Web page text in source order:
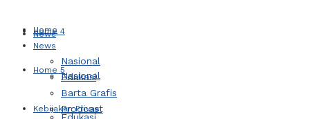
Home 4
Home 5
Kebijakan Privasi
News
Nasional
Home
News
Nasional
Edukasi
Barta Grafis
Prodcast